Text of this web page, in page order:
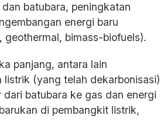
batubara, peningkatan
energi baru
bimass-biofuels).
panjang, antara lain
(yang telah dekarbonisasi)
batubara ke gas dan energi
di pembangkit listrik,